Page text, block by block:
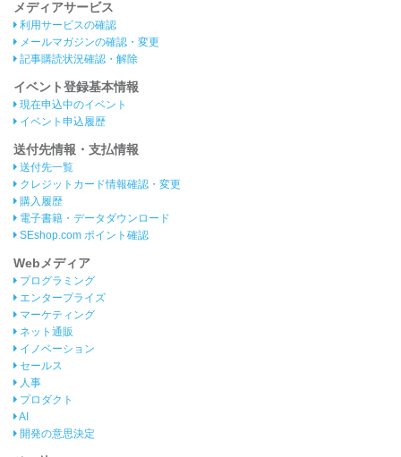
メディアサービス
利用サービスの確認
メールマガジンの確認・変更
記事購読状況確認・解除
イベント登録基本情報
現在申込中のイベント
イベント申込履歴
送付先情報・支払情報
送付先一覧
クレジットカード情報確認・変更
購入履歴
電子書籍・データダウンロード
SEshop.com ポイント確認
Webメディア
プログラミング
エンタープライズ
マーケティング
ネット通販
イノベーション
セールス
人事
プロダクト
AI
開発の意思決定